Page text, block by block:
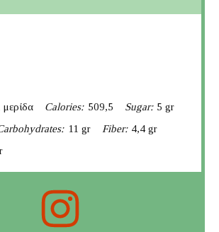
μερίδα Calories: 509,5 Sugar: 5 gr
11 gr Fiber: 4,4 gr